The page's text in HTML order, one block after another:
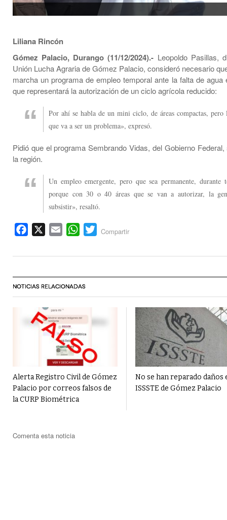
Liliana Rincón
Gómez Palacio, Durango (11/12/2024).- Leopoldo Pasillas,
Unión Lucha Agraria de Gómez Palacio, consideró necesario
marcha un programa de empleo temporal ante la falta de agua
que representará la autorización de un ciclo agrícola reducido:
Por ahí se habla de un mini ciclo, de áreas compactas, pero
que va a ser un problema», expresó.
Pidió que el programa Sembrando Vidas, del Gobierno
la región.
Un empleo emergente, pero que sea permanente, durante
porque con 30 o 40 áreas que se van a autorizar, la
subsistir», resaltó.
Facebook Email WhatsApp
Twitter
Compartir
NOTICIAS RELACIONADAS
Alerta Registro Civil de Gómez
Palacio por correos falsos de
la CURP Biométrica
No se han reparado daños
ISSSTE de Gómez Palacio
Comenta esta noticia